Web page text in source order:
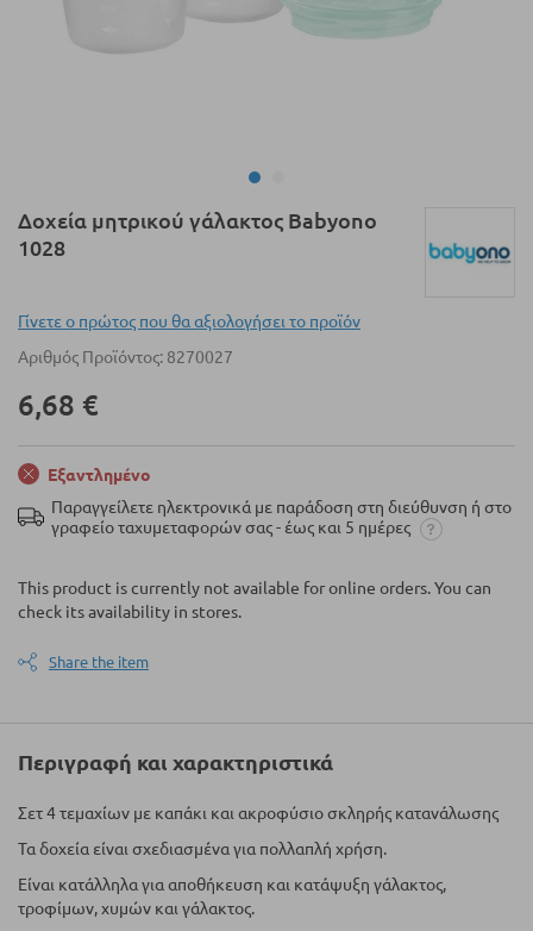
Μετάβαση
στην
συλλογής
Δοχεία μητρικού γάλακτος Babyono
1028
Γίνετε ο πρώτος που θα αξιολογήσει το προϊόν
Αριθμός Προϊόντος 8270027
6,68 €
Εξαντλημένο
Παραγγείλετε ηλεκτρονικά με παράδοση στη διεύθυνση ή στο
γραφείο ταχυμεταφορών σας - έως και 5 ημέρες
This product is currently not available for online orders. You can
check its availability in stores.
Share the item
Περιγραφή και χαρακτηριστικά
Σετ 4 τεμαχίων με καπάκι και ακροφύσιο σκληρής κατανάλωσης
Τα δοχεία είναι σχεδιασμένα για πολλαπλή χρήση.
Είναι κατάλληλα για αποθήκευση και κατάψυξη γάλακτος,
τροφίμων, χυμών και γάλακτος.